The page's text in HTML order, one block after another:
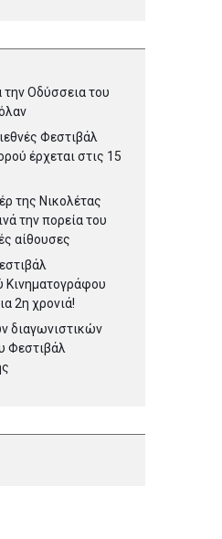
την Οδύσσεια του
Φεστιβάλ
έρχεται στις 15
της Νικολέτας
την πορεία του
αίθουσες
Κινηματογράφου
2η χρονιά!
διαγωνιστικών
Φεστιβάλ